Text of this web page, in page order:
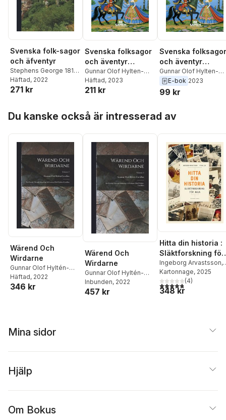
Svenska folk-sagor
och äfventyr
Stephens George 1813-
1895,Gunnar Olof
Hyltén-Cavallius
Häftad, 2022
271 kr
Svenska folksagor
och äventyr
(arabiska)
Gunnar Olof Hylten-
Cavallius,George
Stephens
Häftad, 2023
211 kr
Svenska folksagor
och äventyr
(arabiska)
Gunnar Olof Hylten-
Cavallius ,George
Stephens
E-bok 2023
99 kr
Du kanske också är intresserad av
Wärend Och
Wirdarne
Gunnar Olof Hyltén-
Cavallius
Häftad, 2022
346 kr
Wärend Och
Wirdarne
Gunnar Olof Hyltén-
Cavallius
Inbunden, 2022
457 kr
Hitta din historia :
Släktforskning för
alla
Ingeborg Arvastsson,
Stina Loo
Kartonnage, 2025
4,8utav 5 stjärnor.
(4)
348 kr
Mina sidor
Hjälp
Om Bokus